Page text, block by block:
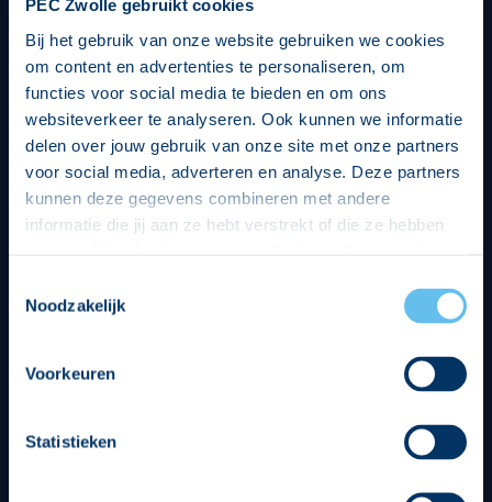
PEC Zwolle gebruikt cookies
Bij het gebruik van onze website gebruiken we cookies
om content en advertenties te personaliseren, om
functies voor social media te bieden en om ons
websiteverkeer te analyseren. Ook kunnen we informatie
delen over jouw gebruik van onze site met onze partners
voor social media, adverteren en analyse. Deze partners
kunnen deze gegevens combineren met andere
informatie die jij aan ze hebt verstrekt of die ze hebben
op een veilige en integere wijze. Je kunt je toestemming
beheren op de privacy- en cookieverklaring pagina.
Noodzakelijk
Voorkeuren
Statistieken